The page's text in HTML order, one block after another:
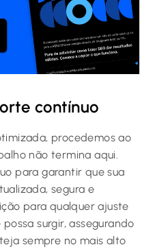
contínuo
procedemos ao
não termina aqui.
para garantir que sua
segura e
para qualquer ajuste
surgir, assegurando
sempre no mais alto